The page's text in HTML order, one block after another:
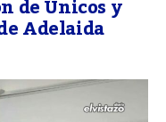
de Únicos y
Adelaida